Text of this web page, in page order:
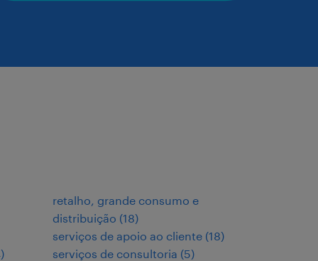
)
retalho, grande consumo e
distribuição (18)
serviços de apoio ao cliente (18)
serviços de consultoria (5)